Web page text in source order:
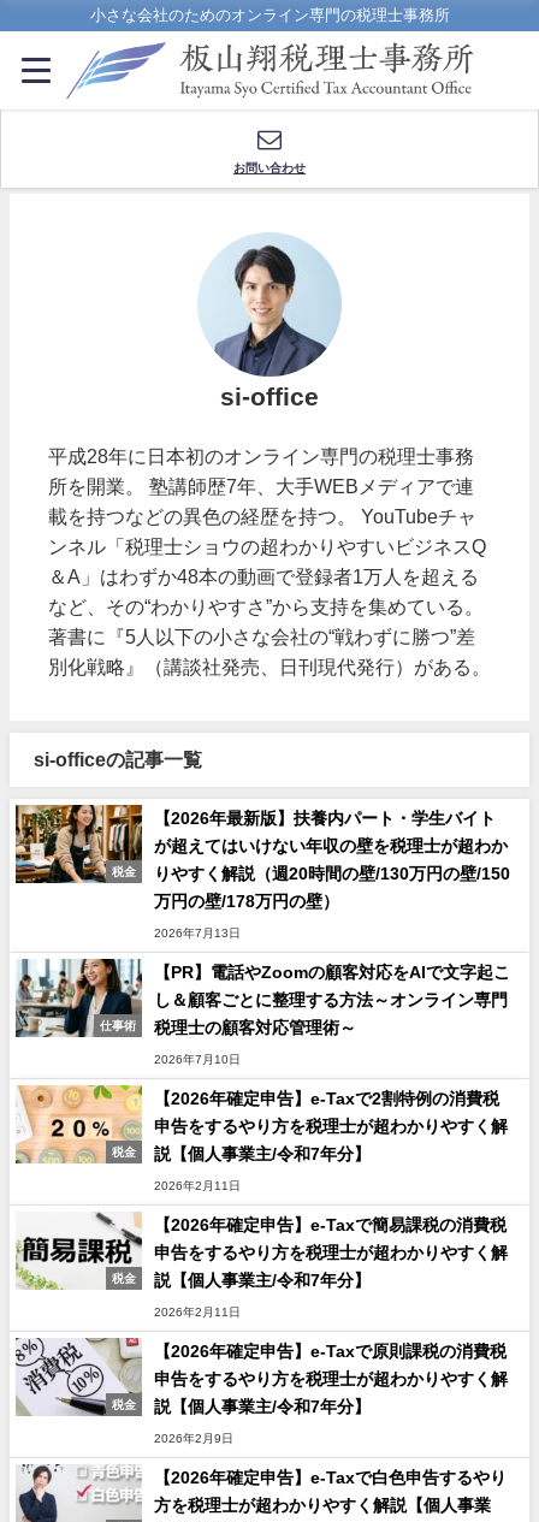
小さな会社のためのオンライン専門の税理士事務所
お問い合わせ
si-office
平成28年に日本初のオンライン専門の税理士事務
所を開業。 塾講師歴7年、大手WEBメディアで連
載を持つなどの異色の経歴を持つ。 YouTubeチャ
ンネル「税理士ショウの超わかりやすいビジネスQ
＆A」はわずか48本の動画で登録者1万人を超える
など、その“わかりやすさ”から支持を集めている。
著書に『5人以下の小さな会社の“戦わずに勝つ”差
別化戦略』（講談社発売、日刊現代発行）がある。
si-officeの記事一覧
税金
【2026年最新版】扶養内パート・学生バイト
が超えてはいけない年収の壁を税理士が超わか
りやすく解説（週20時間の壁/130万円の壁/150
万円の壁/178万円の壁）
2026年7月13日
仕事術
【PR】電話やZoomの顧客対応をAIで文字起こ
し＆顧客ごとに整理する方法～オンライン専門
税理士の顧客対応管理術～
2026年7月10日
税金
【2026年確定申告】e-Taxで2割特例の消費税
申告をするやり方を税理士が超わかりやすく解
説【個人事業主/令和7年分】
2026年2月11日
税金
【2026年確定申告】e-Taxで簡易課税の消費税
申告をするやり方を税理士が超わかりやすく解
説【個人事業主/令和7年分】
2026年2月11日
税金
【2026年確定申告】e-Taxで原則課税の消費税
申告をするやり方を税理士が超わかりやすく解
説【個人事業主/令和7年分】
2026年2月9日
【2026年確定申告】e-Taxで白色申告するやり
方を税理士が超わかりやすく解説【個人事業